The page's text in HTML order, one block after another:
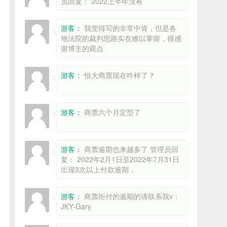
游客： 我觉得写的非常中肯，但是各
地法院的裁判思路实在难以掌握，很感
谢博主的观点
游客：恒大商票现在咋样了？
游客： 商票六个月定型了
游客： 商票逾期也来越多了 管理员回
复： 2022年2月1日至2022年7月31日
出现3次以上付款逾期，
游客： 商票拒付的逾期的请联系我v：
JKY-Gary